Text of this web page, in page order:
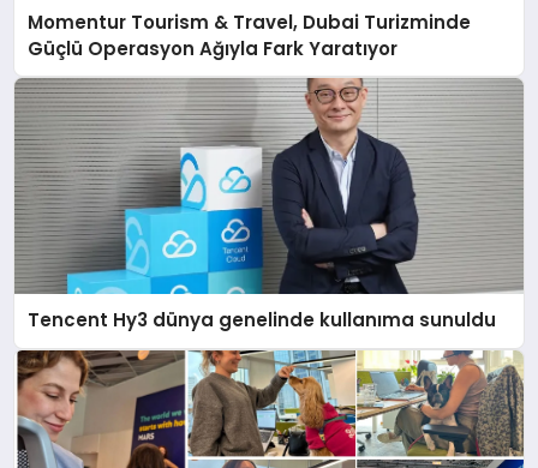
Momentur Tourism & Travel, Dubai Turizminde
Güçlü Operasyon Ağıyla Fark Yaratıyor
Tencent Hy3 dünya genelinde kullanıma sunuldu